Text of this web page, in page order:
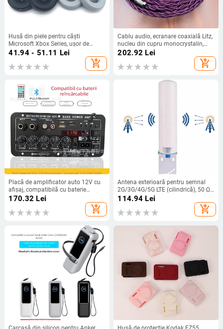
Husă din piele pentru căști
Microsoft Xbox Series, ușor de
instalat și confortabil de purtat
41.94 - 51.11 Lei
add_shopping_cart
Cablu audio, ecranare coaxială Litz,
nucleu din cupru monocrystalin,
împletire încrucișată; conectori
drepți 2.5/3.5/4.4 mm; MMCX sau
0.78 mm 2-pin, QDC sau TFZ
202.92 Lei
add_shopping_cart
Placă de amplificator auto 12V cu
afișaj, compatibilă cu baterie
reîncărcabilă, modul Bluetooth
170.32 Lei
add_shopping_cart
Antena exterioară pentru semnal
2G/3G/4G/5G LTE (cilindrică), 50 Ω,
12 dBi, SWR ≤ 1.8
114.94 Lei
add_shopping_cart